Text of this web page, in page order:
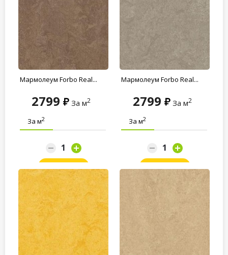
Мармолеум Forbo Real...
2799 За м2
За м2
Заказать
Мармолеум Forbo Real...
2799 За м2
За м2
Заказать